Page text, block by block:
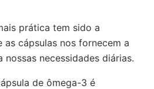
prática tem sido a
as cápsulas nos fornecem a
necessidades diárias.
de ômega-3 é